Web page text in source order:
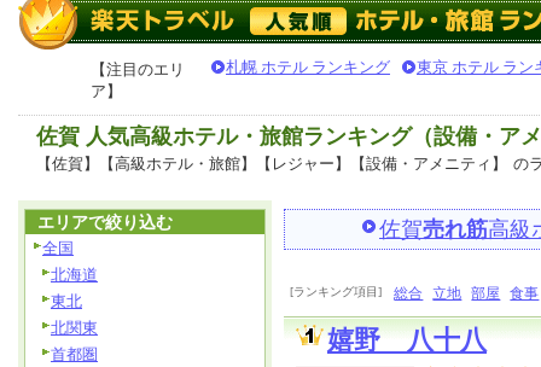
【注目のエリ
ア】
札幌 ホテル ランキング 東京 ホテル ラン
佐賀 人気高級ホテル・旅館ランキング（設備・ア
【佐賀】【高級ホテル・旅館】【レジャー】【設備・アメニティ】 の
佐賀売れ筋高級
[ランキング項目] 総合 立地 部屋 食事
嬉野 八十八
エリアで絞り込む
全国
北海道
東北
北関東
首都圏